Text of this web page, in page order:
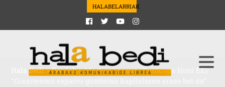
HALABELARRIAK
Hala Bedi>Berriak>Markos Lezaun (Eurocopa Honi EZ):